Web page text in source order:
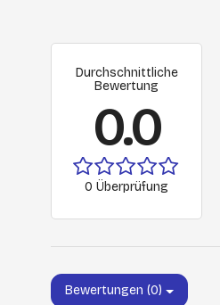
Durchschnittliche
Bewertung
0.0
0 Überprüfung
Bewertungen (0)